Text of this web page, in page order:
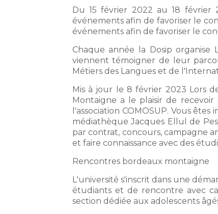
Du 15 février 2022 au 18 février
événements afin de favoriser le
événements afin de favoriser le
Chaque année la Dosip organise
viennent témoigner de leur
Métiers des Langues et de
Mis à jour le 8 février 2023 Lors
Montaigne a le plaisir de
l'association COMOSUP. Vous
médiathèque Jacques Ellul de
par contrat, concours, campagne
et faire connaissance avec des
Rencontres bordeaux montaigne
L'université s'inscrit dans une
étudiants et de rencontre avec
section dédiée aux adolescents âgés